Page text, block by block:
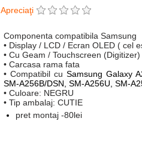
Apreciaţi
Componenta compatibila Samsung
• Display / LCD / Ecran OLED ( cel
• Cu Geam / Touchscreen (Digitizer)
• Carcasa rama fata
• Compatibil cu Samsung Galaxy
SM-A256B/DSN, SM-A256U, SM-
• Culoare: NEGRU
• Tip ambalaj: CUTIE
pret montaj -80lei